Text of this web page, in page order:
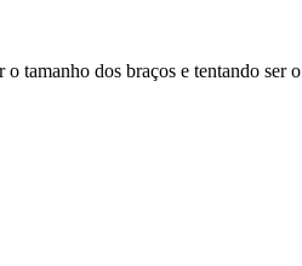
tamanho dos braços e tentando ser o